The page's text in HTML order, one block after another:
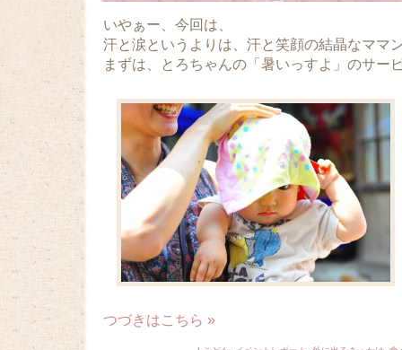
いやぁー、今回は、
汗と涙というよりは、汗と笑顔の結晶なママ
まずは、とろちゃんの「暑いっすよ」のサー
つづきはこちら »